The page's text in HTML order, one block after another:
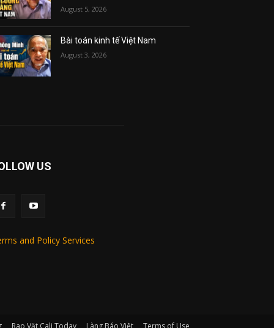
August 5, 2026
Bài toán kinh tế Việt Nam
August 3, 2026
US
and Policy Services
Rao Vặt Cali Today Làng Báo Việt Terms of Use